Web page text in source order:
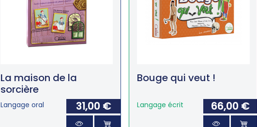
La maison de la
sorcière
Langage oral 31,00 €
Bouge qui veut !
Langage écrit 66,00 €